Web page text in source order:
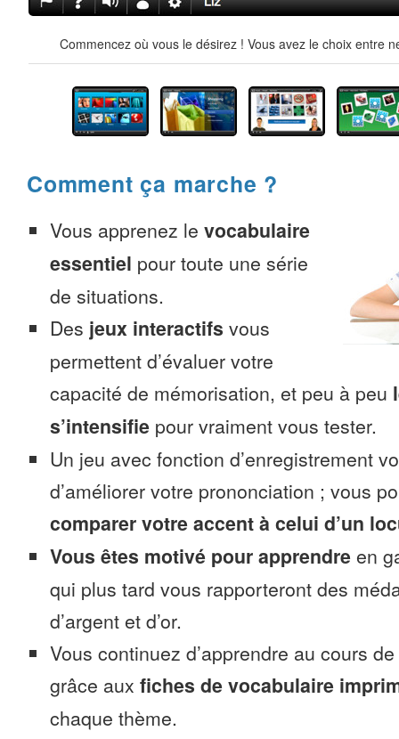
Commencez où vous le désirez ! Vous avez le choix entre
Comment ça marche ?
Vous apprenez le vocabulaire
essentiel pour toute une série
de situations.
Des jeux interactifs vous
permettent d’évaluer votre
capacité de mémorisation, et peu à peu
s’intensifie pour vraiment vous tester.
Un jeu avec fonction d’enregistrement
d’améliorer votre prononciation ; vous
comparer votre accent à celui d’un
Vous êtes motivé pour apprendre en
qui plus tard vous rapporteront des
d’argent et d’or.
Vous continuez d’apprendre au cours
grâce aux fiches de vocabulaire
chaque thème.